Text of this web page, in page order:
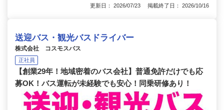
更新日： 2026/07/23 掲載終了日： 2026/10/16
送迎バス・観光バスドライバー
株式会社 コスモスバス
正社員
【創業29年！地域密着のバス会社】普通免許だけでも応
募OK！バス運転が未経験でも安心！同乗研修あり！